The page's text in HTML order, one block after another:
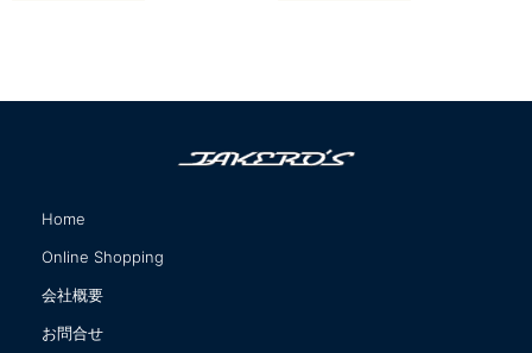
Home
Online Shopping
会社概要
お問合せ